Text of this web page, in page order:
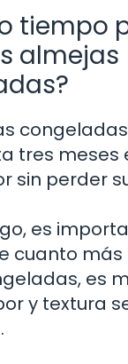
tiempo
almejas
tres meses
sin perder
es
cuanto
es
y textura